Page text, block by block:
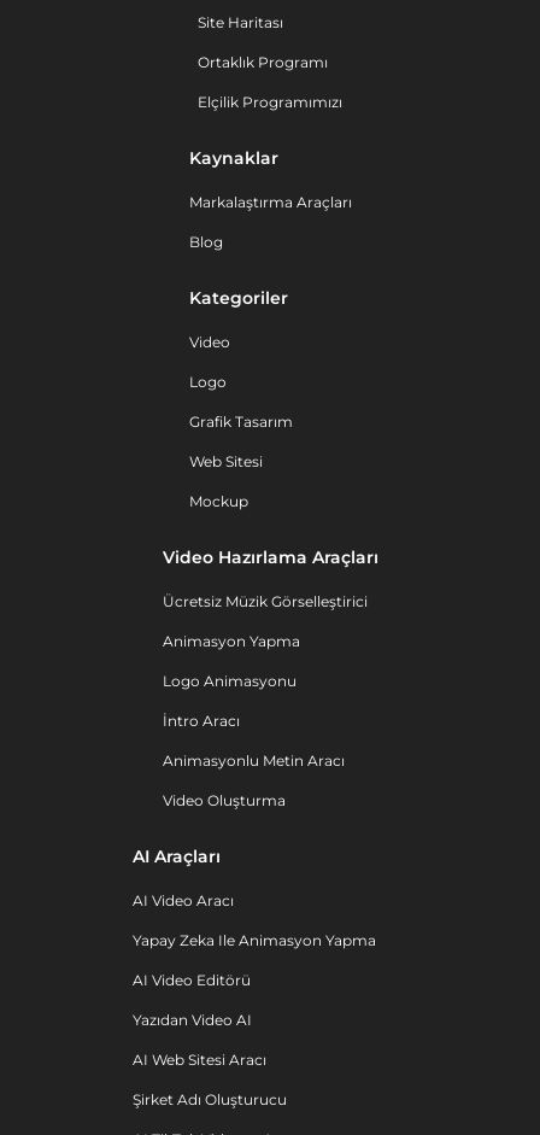
Site Haritası
Ortaklık Programı
Elçilik Programımızı
Kaynaklar
Markalaştırma Araçları
Blog
Kategoriler
Video
Logo
Grafik Tasarım
Web Sitesi
Mockup
Video Hazırlama Araçları
Ücretsiz Müzik Görselleştirici
Animasyon Yapma
Logo Animasyonu
İntro Aracı
Animasyonlu Metin Aracı
Video Oluşturma
AI Araçları
AI Video Aracı
Yapay Zeka Ile Animasyon Yapma
AI Video Editörü
Yazıdan Video AI
AI Web Sitesi Aracı
Şirket Adı Oluşturucu